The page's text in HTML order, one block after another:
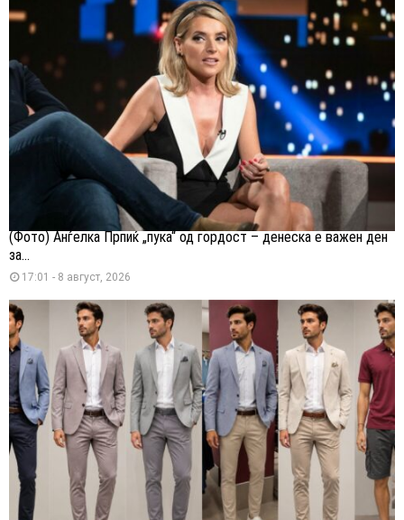
(Фото) Анѓелка Прпиќ „пука“ од гордост – денеска е важен ден
за...
17:01 - 8 август, 2026